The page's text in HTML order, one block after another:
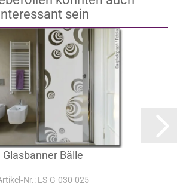
sein
Glasbanner Bälle
LS-G-030-025